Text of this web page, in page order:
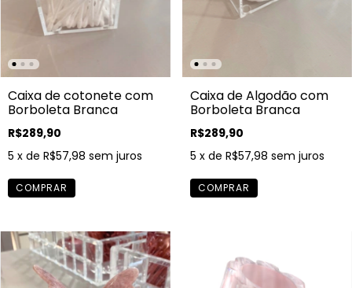
Caixa de cotonete com
Borboleta Branca
R$289,90
5 x de R$57,98 sem juros
Caixa de Algodão com
Borboleta Branca
R$289,90
5 x de R$57,98 sem juros